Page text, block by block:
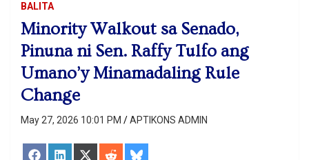
BALITA
Minority Walkout sa Senado,
Pinuna ni Sen. Raffy Tulfo ang
Umano’y Minamadaling Rule
Change
May 27, 2026 10:01 PM APTIKONS ADMIN
Share Share ShareShareShare